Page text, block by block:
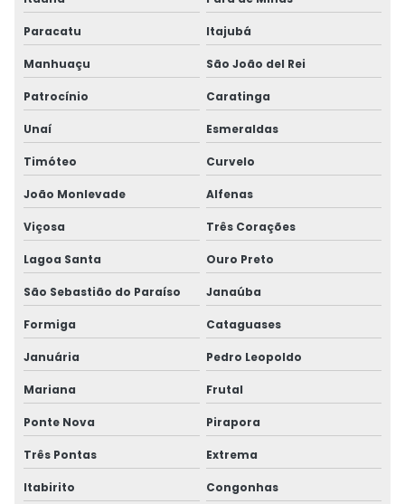
Paracatu Itajubá
Manhuaçu São João del Rei
Patrocínio Caratinga
Unaí Esmeraldas
Timóteo Curvelo
João Monlevade Alfenas
Viçosa Três Corações
Lagoa Santa Ouro Preto
São Sebastião do Paraíso Janaúba
Formiga Cataguases
Januária Pedro Leopoldo
Mariana Frutal
Ponte Nova Pirapora
Três Pontas Extrema
Itabirito Congonhas